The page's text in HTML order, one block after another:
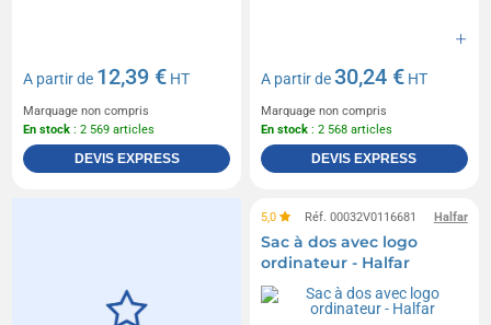
A partir de 12,39 € HT
Marquage non compris
En stock : 2 569 articles
DEVIS EXPRESS
A partir de30,24 € HT
Marquage non compris
En stock : 2 568 articles
DEVIS EXPRESS
Halfar
5,0 Réf. 00032V0116681
Sac à dos avec logo
ordinateur - Halfar